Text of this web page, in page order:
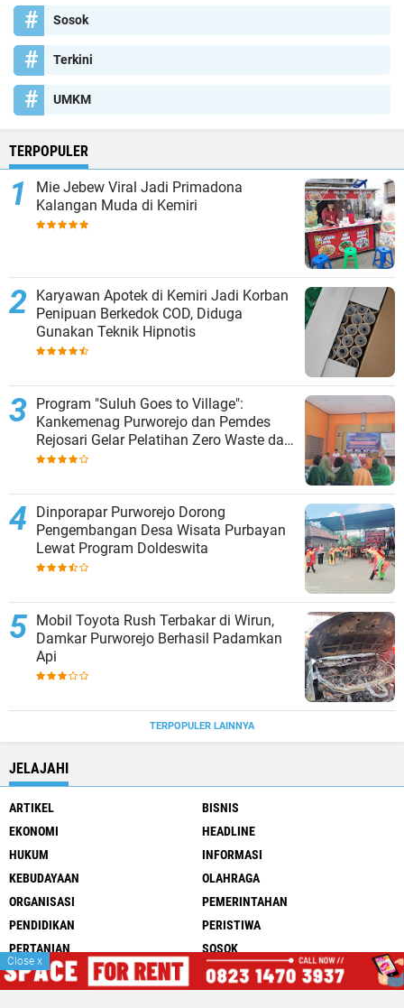
Sosok
Terkini
UMKM
TERPOPULER
Mie Jebew Viral Jadi Primadona
Kalangan Muda di Kemiri
Karyawan Apotek di Kemiri Jadi Korban
Penipuan Berkedok COD, Diduga
Gunakan Teknik Hipnotis
Program "Suluh Goes to Village":
Kankemenag Purworejo dan Pemdes
Rejosari Gelar Pelatihan Zero Waste dan
Moderasi Beragama
Dinporapar Purworejo Dorong
Pengembangan Desa Wisata Purbayan
Lewat Program Doldeswita
Mobil Toyota Rush Terbakar di Wirun,
Damkar Purworejo Berhasil Padamkan
Api
TERPOPULER LAINNYA
JELAJAHI
ARTIKEL
BISNIS
EKONOMI
HEADLINE
HUKUM
INFORMASI
KEBUDAYAAN
OLAHRAGA
ORGANISASI
PEMERINTAHAN
PENDIDIKAN
PERISTIWA
PERTANIAN
SOSOK
TERKINI
UMKM
Close x